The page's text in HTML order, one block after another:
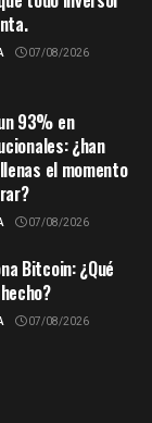
07/08/2026
93% en
¿han
el momento
07/08/2026
Bitcoin: ¿Qué
07/08/2026